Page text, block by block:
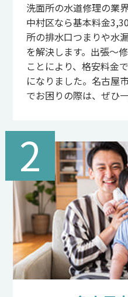
洗面所の水道修理の業
中村区なら基本料金
所の排水口つまりや水
を解決します。出張～
ことにより、格安料金
になりました。名古屋
でお困りの際は、ぜひ
2